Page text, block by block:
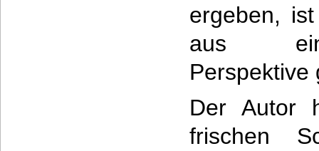
ergeben,
aus
Perspektive
Der Autor
frischen